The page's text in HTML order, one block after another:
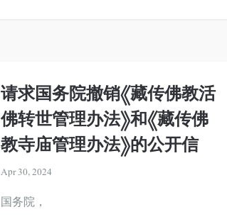
请求国务院撤销《藏传佛教活
佛转世管理办法》和《藏传佛
教寺庙管理办法》的公开信
Apr 30, 2024
国务院，